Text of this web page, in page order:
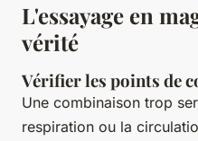
L'essayage en
vérité
Vérifier les points de
Une combinaison trop
respiration ou la